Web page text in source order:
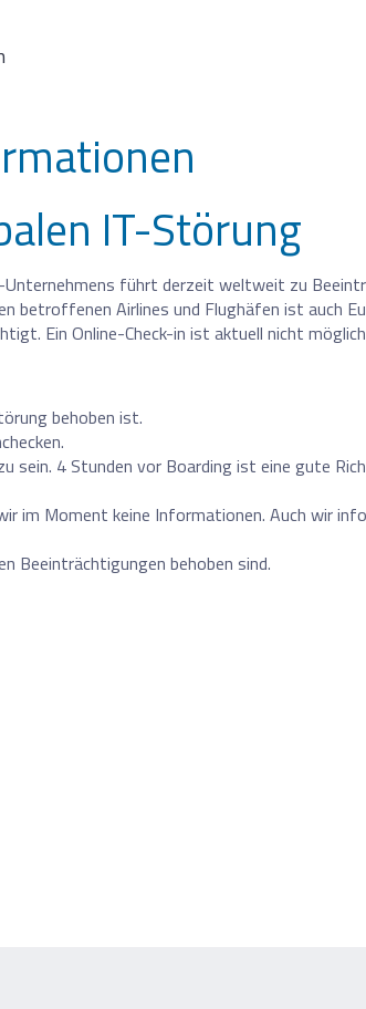
IT-Störung
führt derzeit weltweit zu
betroffenen Airlines und Flughäfen ist auch
Ein Online-Check-in ist aktuell nicht
behoben ist.
sein. 4 Stunden vor Boarding ist eine gute
im Moment keine Informationen. Auch wir
Beeinträchtigungen behoben sind.